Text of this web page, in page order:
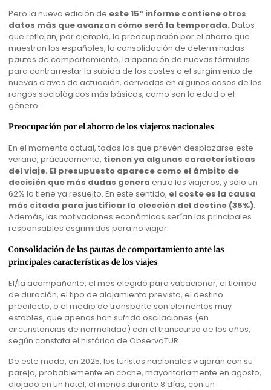
Pero la nueva edición de este 15º informe contiene otros
datos más que avanzan cómo será la temporada.Datos
que reflejan, por ejemplo, la preocupación por el ahorro que
muestran los españoles, la consolidación de determinadas
pautas de comportamiento, la aparición de nuevas fórmulas
para contrarrestar la subida de los costes o el surgimiento de
nuevas claves de actuación, derivadas en algunos casos de los
rangos sociológicos más básicos, como son la edad o el
género.
Preocupación por el ahorro de los viajeros nacionales
En el momento actual, todos los que prevén desplazarse este
verano, prácticamente, tienen ya algunas características
del viaje. El presupuesto aparece como el ámbito de
decisión que más dudas generaentre los viajeros, y sólo un
62% lo tiene ya resuelto. En este sentido, el coste es la causa
más citada para justificar la elección del destino (35%).
Además, las motivaciones económicas serían las principales
responsables esgrimidas para no viajar.
Consolidación de las pautas de comportamiento ante las
principales características de los viajes
El/la acompañante, el mes elegido para vacacionar, el tiempo
de duración, el tipo de alojamiento previsto, el destino
predilecto, o el medio de transporte son elementos muy
estables, que apenas han sufrido oscilaciones (en
circunstancias de normalidad) con el transcurso de los años,
según constata el histórico de ObservaTUR.
De este modo, en 2025, los turistas nacionales viajarán con su
pareja, probablemente en coche, mayoritariamente en agosto,
alojado en un hotel, al menos durante 8 días, con un